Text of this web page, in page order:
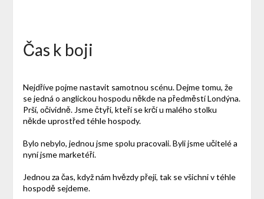
Čas k boji
Nejdříve pojme nastavit samotnou scénu. Dejme tomu, že
se jedná o anglickou hospodu někde na předměstí Londýna.
Prší, očividně. Jsme čtyři, kteří se krčí u malého stolku
někde uprostřed téhle hospody.
Bylo nebylo, jednou jsme spolu pracovali. Byli jsme učitelé a
nyní jsme marketéři.
Jednou za čas, když nám hvězdy přejí, tak se všichni v téhle
hospodě sejdeme.